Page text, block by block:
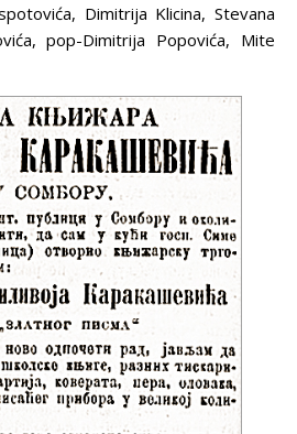
Dimitrija Klicina, Stevana
pop-Dimitrija Popovića, Mite